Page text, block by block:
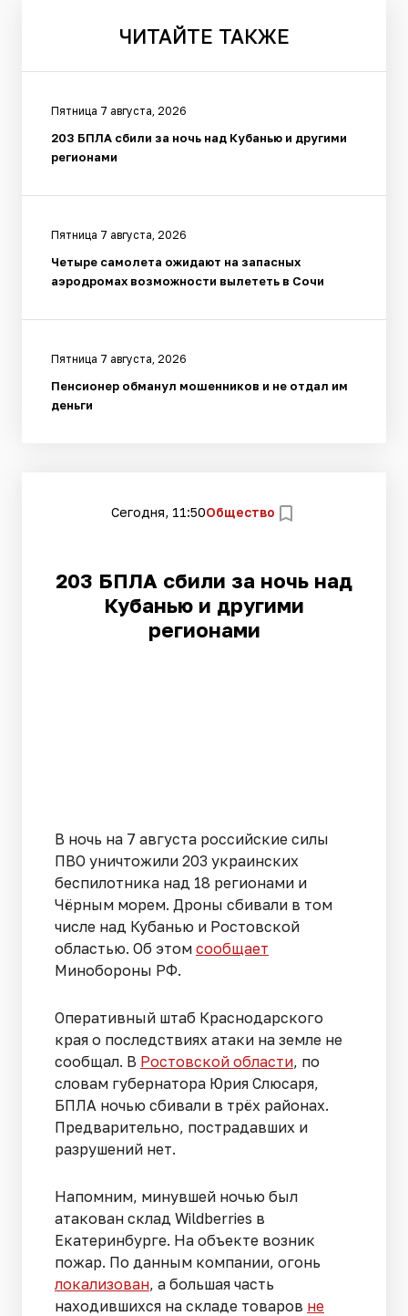
ЧИТАЙТЕ ТАКЖЕ
Пятница 7 августа, 2026
203 БПЛА сбили за ночь над Кубанью и другими
регионами
Пятница 7 августа, 2026
Четыре самолета ожидают на запасных
аэродромах возможности вылететь в Сочи
Пятница 7 августа, 2026
Пенсионер обманул мошенников и не отдал им
деньги
Сегодня, 11:50Общество
203 БПЛА сбили за ночь над
Кубанью и другими
регионами
В ночь на 7 августа российские силы
ПВО уничтожили 203 украинских
беспилотника над 18 регионами и
Чёрным морем. Дроны сбивали в том
числе над Кубанью и Ростовской
областью. Об этом сообщает
Минобороны РФ.
Оперативный штаб Краснодарского
края о последствиях атаки на земле не
сообщал. В Ростовской области, по
словам губернатора Юрия Слюсаря,
БПЛА ночью сбивали в трёх районах.
Предварительно, пострадавших и
разрушений нет.
Напомним, минувшей ночью был
атакован склад Wildberries в
Екатеринбурге. На объекте возник
пожар. По данным компании, огонь
локализован, а большая часть
находившихся на складе товаров не